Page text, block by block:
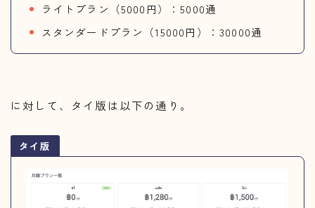
ライトプラン（5000円）：5000通
スタンダードプラン（15000円）：30000通
に対して、タイ版は以下の通り。
タイ版